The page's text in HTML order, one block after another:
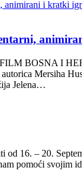
BOSNA I
Mersiha
Jelena…
od 16. – 20.
pomoći svojim